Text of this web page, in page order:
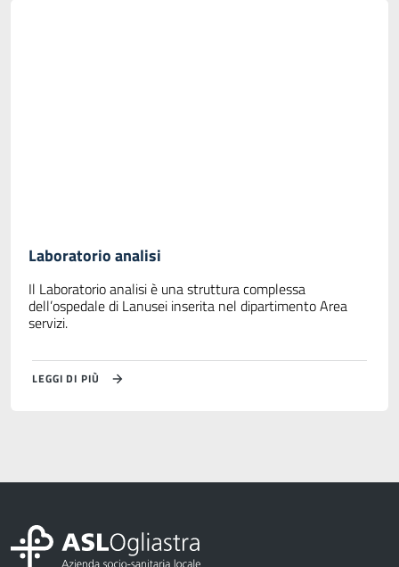
Laboratorio analisi
Il Laboratorio analisi è una struttura complessa
dell’ospedale di Lanusei inserita nel dipartimento Area
servizi.
LEGGI DI PIÙ